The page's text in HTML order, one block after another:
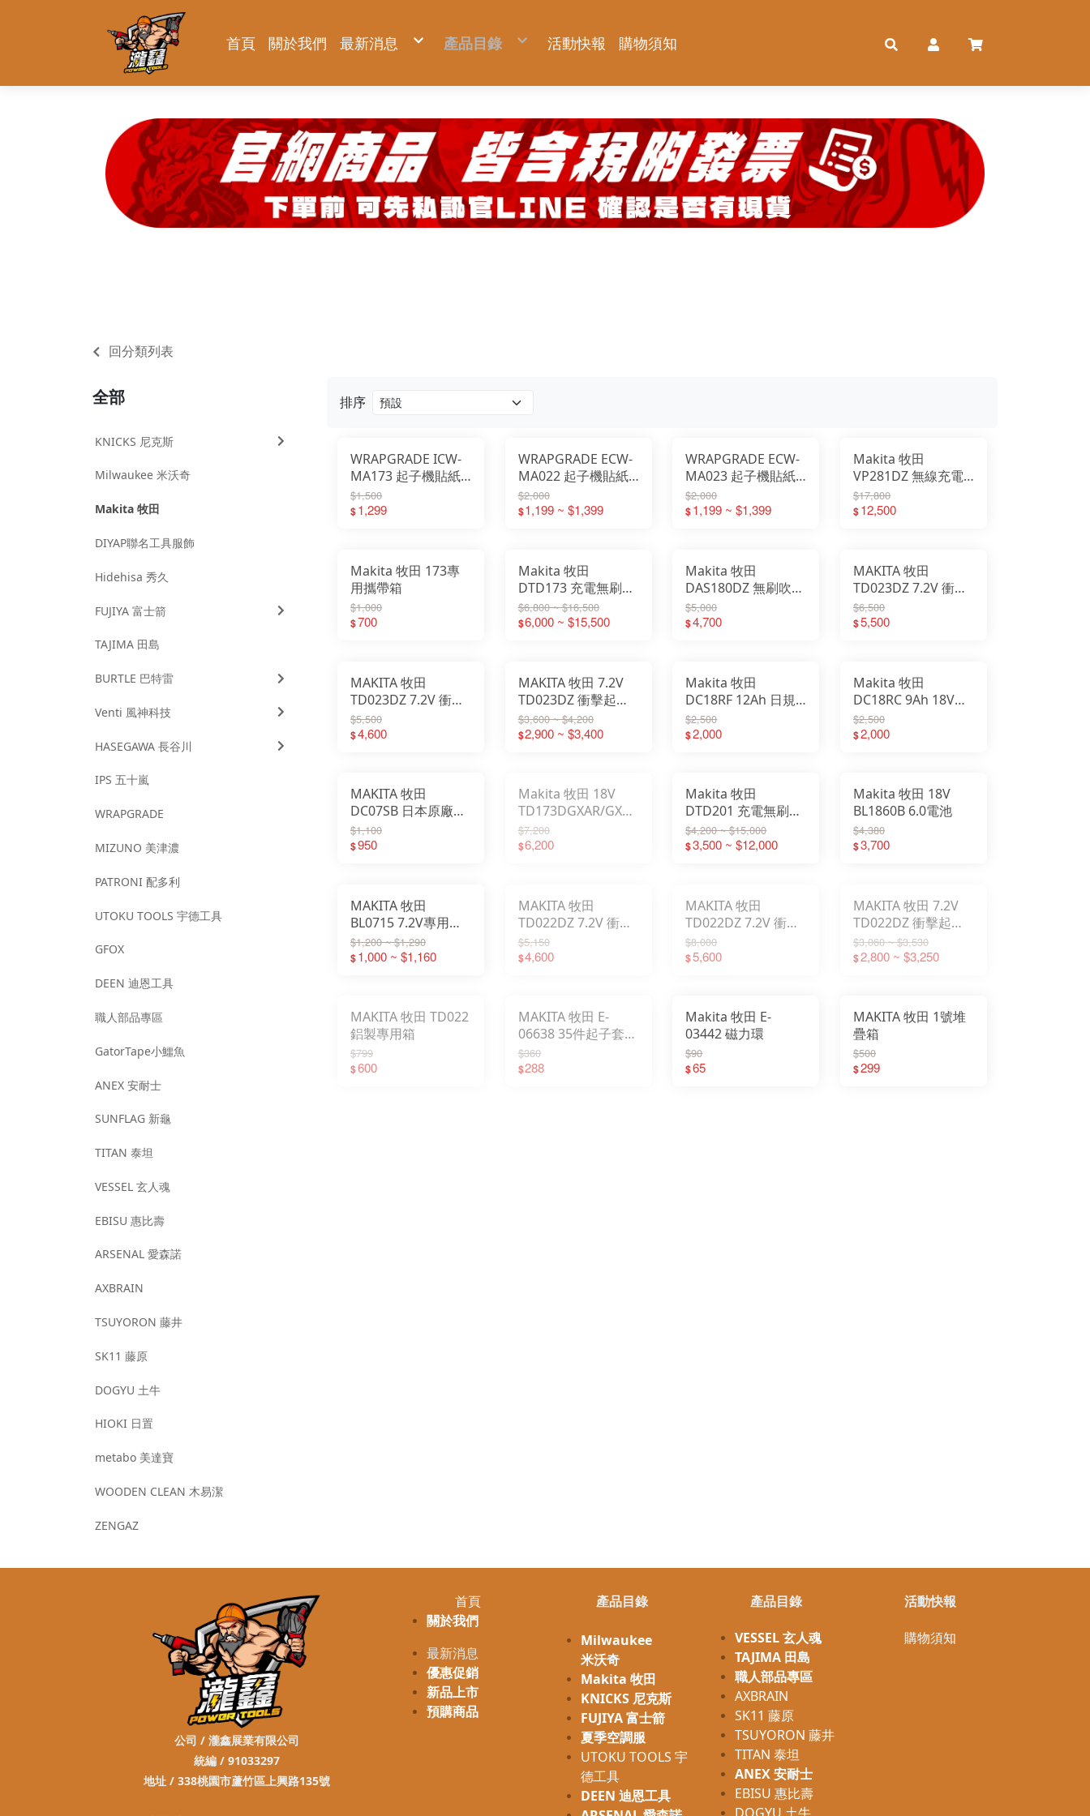
首頁 關於我們 最新消息
AC1154-側腰款背心
AC2094HB-上背款背心
AC2096-側腰款短袖
AC2096HB-上背款短袖
AC2111-上背款反光長袖(可拆)
AC2114-上背款反光背心
AC2121-下背款休閒長袖(可拆)
AC2124-下背款休閒背心
產品目錄
KC系列
OKC系列
KCS系列 強化版
年度限量黑標
神田祭 限量系列專區
BAT 軍規系列 強化版
TF/TFT 窄版軍規系列
KUROKIN 黑金
斜口鉗系列
管鉗系列
剝線鉗系列
剪鉗系列
ZERO系列
鐵鎚系列
BURTLE 巴特雷
AC2094-側腰款背心
AC1154-側腰款背心
AC2094HB-上背款背心
AC2096-側腰款短袖
AC2096HB-上背款短袖
AC2111-上背款反光長袖(可拆)
AC2114-上背款反光背心
AC2121-下背款休閒長袖(可拆)
AC2124-下背款休閒背心
Venti 風神科技
22V空調服系列
30V全新升級系列
HASEGAWA 長谷川
腳輕系列
免蹲超人系列
工業級踏台
IPS 五十嵐
WRAPGRADE
MIZUNO 美津濃
PATRONI 配多利
UTOKU TOOLS 宇德工具
GFOX
DEEN 迪恩工具
職人部品專區
GatorTape小鱷魚
活動快報 購物須知
回分類列表
排序
WRAPGRADE ICW-
MA173 起子機貼紙
TD173D專用
$1,500
$1,299
WRAPGRADE ECW-
MA022 起子機貼紙
TD022D專用
$2,000
$1,199 ~ $1,399
WRAPGRADE ECW-
MA023 起子機貼紙
TD023D專用
$2,000
$1,199 ~ $1,399
Makita 牧田
VP281DZ 無線充電
$17,800
$12,500
Makita 牧田 173專
用攜帶箱
$1,000
$700
Makita 牧田
DTD173 充電無刷衝
擊起子機 台灣公司貨
$6,800 ~ $16,500
$6,000 ~ $15,500
Makita 牧田
DAS180DZ 無刷吹塵
機 台灣公司貨
$5,000
$4,700
MAKITA 牧田
TD023DZ 7.2V 衝擊
起子機【雙電款】整
組 日本島內機
$6,500
$5,500
MAKITA 牧田
TD023DZ 7.2V 衝擊
起子機【單電款】整
組 日本島內機
$5,500
$4,600
MAKITA 牧田 7.2V
TD023DZ 衝擊起子
機【空機】 日本島內
機
$3,600 ~ $4,200
$2,900 ~ $3,400
Makita 牧田
DC18RF 12Ah 日規
快速充電器
$2,500
$2,000
Makita 牧田
DC18RC 9Ah 18V充
電器 台灣公司貨
$2,500
$2,000
MAKITA 牧田
DC07SB 日本原廠充
電器 日貨直送
$1,100
$950
Makita 牧田 18V
TD173DGXAR/GXAB
無刷衝擊起子機 限定
紅色/棕色 2024款
$7,200
$6,200
Makita 牧田
DTD201 充電無刷衝
擊起子機 台灣公司貨
$4,200 ~ $15,000
$3,500 ~ $12,000
Makita 牧田 18V
BL1860B 6.0電池
$4,380
$3,700
MAKITA 牧田
BL0715 7.2V專用
1.5Am電池 日貨直送
$1,200 ~ $1,290
$1,000 ~ $1,160
MAKITA 牧田
TD022DZ 7.2V 衝擊
起子機【單電款】 日
本島內機
$5,150
$4,600
MAKITA 牧田
TD022DZ 7.2V 衝擊
起子機【雙電款】日
本島內機
$8,000
$5,600
MAKITA 牧田 7.2V
TD022DZ 衝擊起子
機 【空機】日本島內
機
$3,060 ~ $3,530
$2,800 ~ $3,250
MAKITA 牧田 TD022
鋁製專用箱
$799
$600
MAKITA 牧田 E-
06638 35件起子套裝
組
$360
$288
Makita 牧田 E-
03442 磁力環
$90
$65
MAKITA 牧田 1號堆
疊箱
$500
$299
全部
KNICKS 尼克斯
Milwaukee 米沃奇
Makita 牧田
DIYAP聯名工具服飾
Hidehisa 秀久
FUJIYA 富士箭
TAJIMA 田島
BURTLE 巴特雷
Venti 風神科技
HASEGAWA 長谷川
IPS 五十嵐
WRAPGRADE
MIZUNO 美津濃
PATRONI 配多利
UTOKU TOOLS 宇德工具
GFOX
DEEN 迪恩工具
職人部品專區
GatorTape小鱷魚
ANEX 安耐士
SUNFLAG 新龜
TITAN 泰坦
VESSEL 玄人魂
EBISU 惠比壽
ARSENAL 愛森諾
AXBRAIN
TSUYORON 藤井
SK11 藤原
DOGYU 土牛
HIOKI 日置
metabo 美達寶
WOODEN CLEAN 木易潔
ZENGAZ
公司 / 瀧鑫展業有限公司
統編 / 91033297
地址 / 338桃園市蘆竹區上興路135號
首頁
關於我們
最新消息
優惠促銷
新品上市
預購商品
產品目錄
Milwaukee
米沃奇
Makita 牧田
KNICKS 尼克斯
FUJIYA 富士箭
夏季空調服
UTOKU TOOLS 宇
德工具
DEEN 迪恩工具
產品目錄
VESSEL 玄人魂
TAJIMA 田島
職人部品專區
AXBRAIN
SK11 藤原
TSUYORON 藤井
TITAN 泰坦
ANEX 安耐士
EBISU 惠比壽
活動快報
購物須知